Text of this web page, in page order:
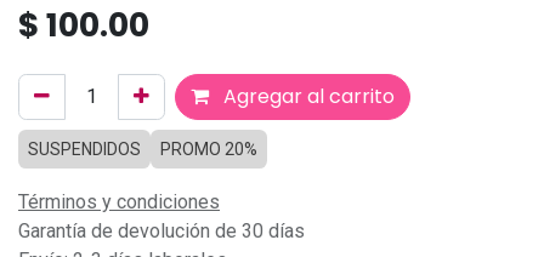
$100.00
Agregar al carrito
SUSPENDIDOS PROMO 20%
Términos y condiciones
Garantía de devolución de 30 días